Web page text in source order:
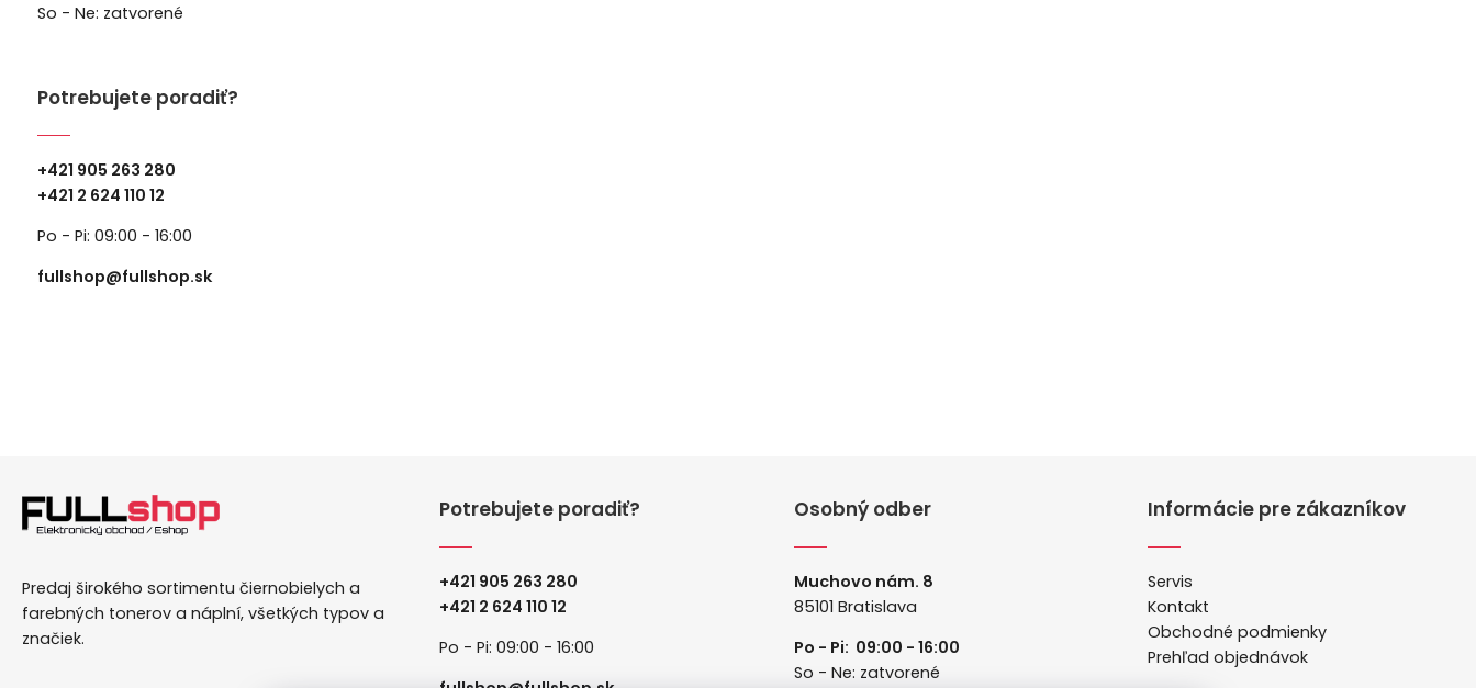
So - Ne: zatvorené
Potrebujete poradiť?
+421 905 263 280
+421 2 624 110 12
Po - Pi: 09:00 - 16:00
fullshop@fullshop.sk
Predaj širokého sortimentu čiernobielych a
farebných tonerov a náplní, všetkých typov a
značiek.
Potrebujete poradiť?
+421 905 263 280
+421 2 624 110 12
Po - Pi: 09:00 - 16:00
Osobný odber
Muchovo nám. 8
85101 Bratislava
Po - Pi: 09:00 - 16:00
So - Ne: zatvorené
Informácie pre zákazníkov
Servis
Kontakt
Obchodné podmienky
Prehľad objednávok